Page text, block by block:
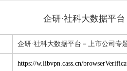
企研·社科大数据平
企研·社科大数据平台－上市公司专
https://w.libvpn.cass.cn/